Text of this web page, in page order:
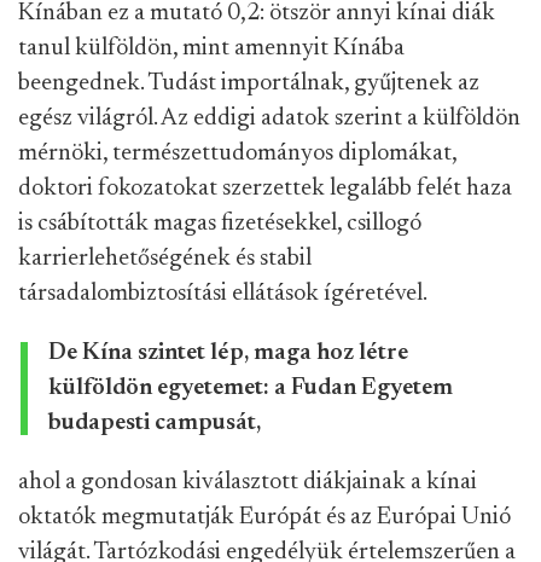
Kínában ez a mutató 0,2: ötször annyi kínai diák
tanul külföldön, mint amennyit Kínába
beengednek. Tudást importálnak, gyűjtenek az
egész világról. Az eddigi adatok szerint a külföldön
mérnöki, természettudományos diplomákat,
doktori fokozatokat szerzettek legalább felét haza
is csábították magas fizetésekkel, csillogó
karrierlehetőségének és stabil
társadalombiztosítási ellátások ígéretével.
De Kína szintet lép, maga hoz létre
külföldön egyetemet: a Fudan Egyetem
budapesti campusát,
ahol a gondosan kiválasztott diákjainak a kínai
oktatók megmutatják Európát és az Európai Unió
világát. Tartózkodási engedélyük értelemszerűen a